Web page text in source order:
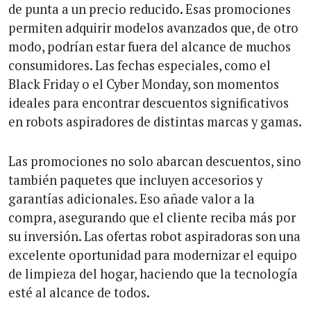
de punta a un precio reducido. Esas promociones
permiten adquirir modelos avanzados que, de otro
modo, podrían estar fuera del alcance de muchos
consumidores. Las fechas especiales, como el
Black Friday o el Cyber Monday, son momentos
ideales para encontrar descuentos significativos
en robots aspiradores de distintas marcas y gamas.
Las promociones no solo abarcan descuentos, sino
también paquetes que incluyen accesorios y
garantías adicionales. Eso añade valor a la
compra, asegurando que el cliente reciba más por
su inversión. Las ofertas robot aspiradoras son una
excelente oportunidad para modernizar el equipo
de limpieza del hogar, haciendo que la tecnología
esté al alcance de todos.